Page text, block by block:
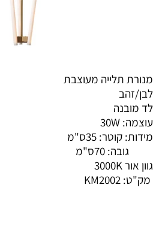
מנורת תלייה מעוצבת
לבן/זהב
לד מובנה
עוצמה: 30W
מידות: קוטר: 35ס"מ
גובה: 70ס"מ
גוון אור 3000K
מק"ט: KM2002